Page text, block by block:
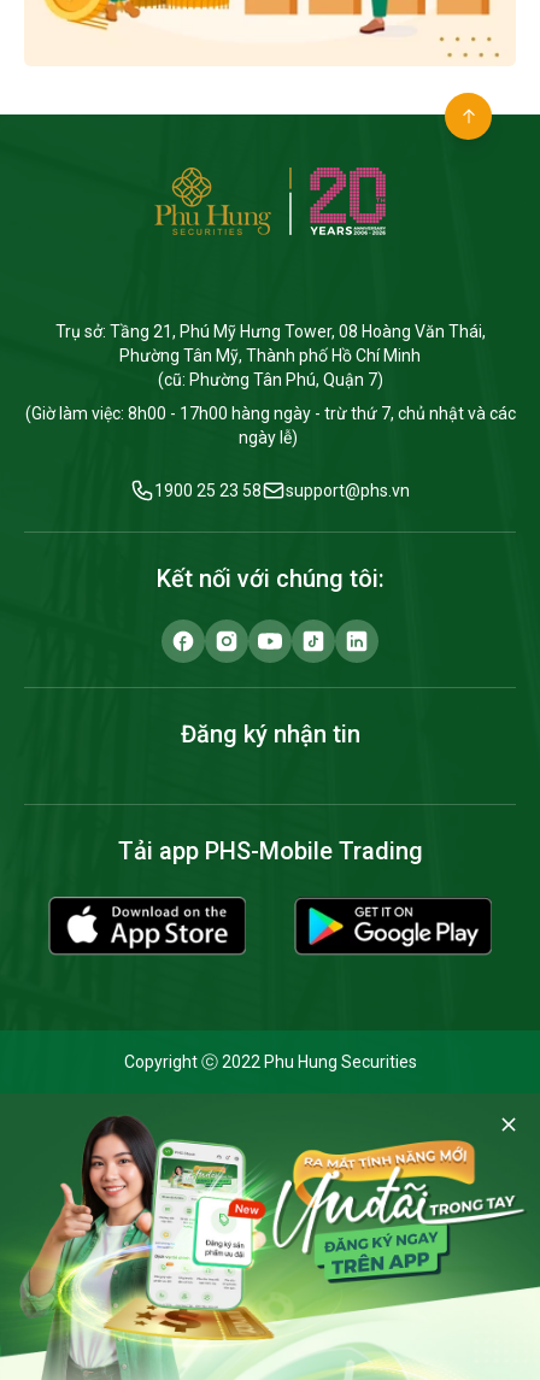
Cookie và chính sách bảo mật
Bằng cách nhấp vào 'Cho phép cookie', bạn đồng ý với việc
lưu trữ tất cả các cookie trên thiết bị của mình và đồng ý
với Thông báo Xử lý dữ liệu cá nhâncủa Chứng khoán Phú
Hưng khi truy cập trang web này.
Trụ sở: Tầng 21, Phú Mỹ Hưng Tower, 08 Hoàng Văn Thái,
Phường Tân Mỹ, Thành phố Hồ Chí Minh
(cũ: Phường Tân Phú, Quận 7)
(Giờ làm việc: 8h00 - 17h00 hàng ngày - trừ thứ 7, chủ nhật và các
ngày lễ)
1900 25 23 58 support@phs.vn
Kết nối với chúng tôi:
Đăng ký nhận tin
Tải app PHS-Mobile Trading
Copyright ⓒ 2022 Phu Hung Securities